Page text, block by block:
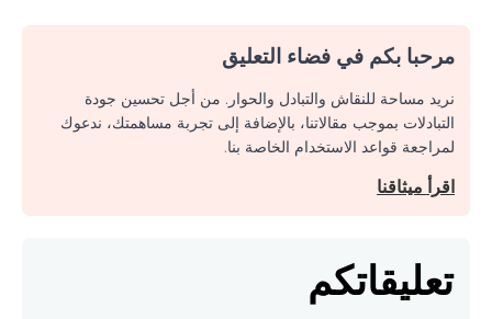
مرحبا بكم في فضاء التعليق
نريد مساحة للنقاش والتبادل والحوار. من أجل تحسين جودة
التبادلات بموجب مقالاتنا، بالإضافة إلى تجربة مساهمتك، ندعوك
لمراجعة قواعد الاستخدام الخاصة بنا.
اقرأ ميثاقنا
تعليقاتكم